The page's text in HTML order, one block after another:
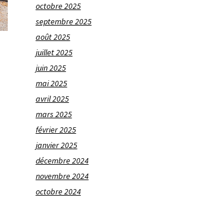
octobre 2025
septembre 2025
août 2025
juillet 2025
juin 2025
mai 2025
avril 2025
mars 2025
février 2025
janvier 2025
décembre 2024
novembre 2024
octobre 2024